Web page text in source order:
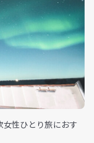
女性ひとり旅におす